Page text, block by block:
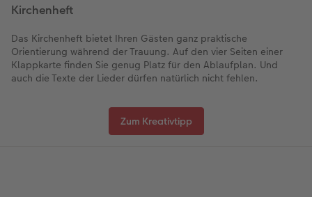
Kirchenheft
Das Kirchenheft bietet Ihren Gästen ganz praktische
Orientierung während der Trauung. Auf den vier Seiten einer
Klappkarte finden Sie genug Platz für den Ablaufplan. Und
auch die Texte der Lieder dürfen natürlich nicht fehlen.
Zum Kreativtipp